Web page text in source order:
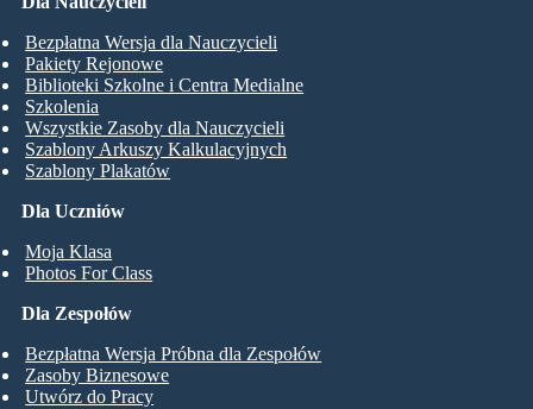
Dla Uczniów
Moja Klasa
Photos For Class
Bezpłatna Wersja dla Nauczycieli
Pakiety Rejonowe
Biblioteki Szkolne i Centra Medialne
Szkolenia
Wszystkie Zasoby dla Nauczycieli
Szablony Arkuszy Kalkulacyjnych
Szablony Plakatów
Dla Zespołów
Bezpłatna Wersja Próbna dla Zespołów
Zasoby Biznesowe
Utwórz do Pracy